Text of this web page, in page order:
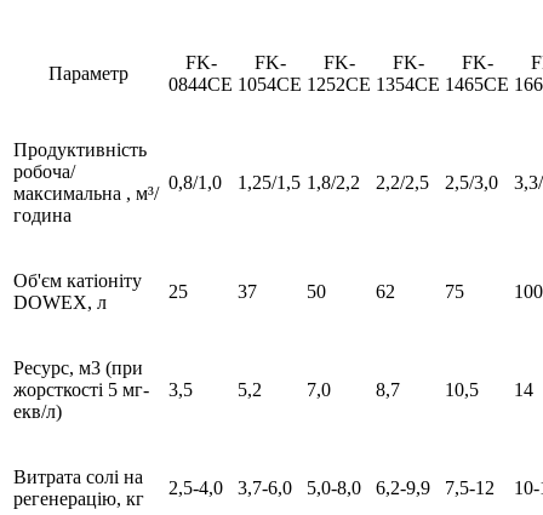
Параметр
FK-
0844CE
FK-
1054CE
FK-
1252CE
FK-
1354CE
FK-
1465CE
Продуктивність
робоча/
максимальна , м³/
година
0,8/1,0 1,25/1,5 1,8/2,2 2,2/2,5 2,5/3,0
Об'єм катіоніту
DOWEX, л
25 37 50 62 75 100
Ресурс, м3 (при
жорсткості 5 мг-
екв/л)
3,5 5,2 7,0 8,7 10,5 14
Витрата солі на
регенерацію, кг
2,5-4,0 3,7-6,0 5,0-8,0 6,2-9,9 7,5-12